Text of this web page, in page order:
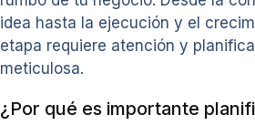
idea hasta la ejecución y el
etapa requiere atención y
meticulosa.
¿Por qué es importante